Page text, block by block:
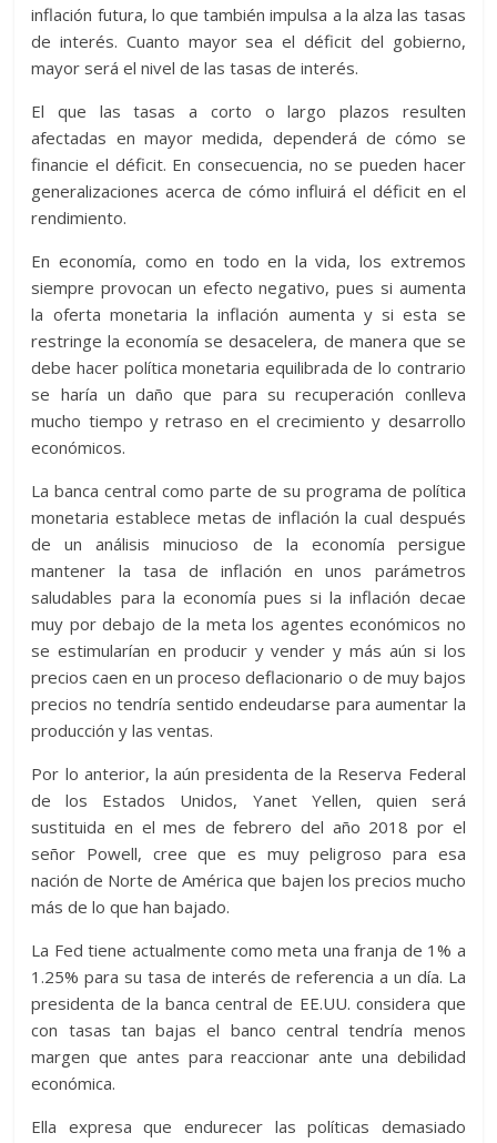
inflación futura, lo que también impulsa a la alza las tasas
de interés. Cuanto mayor sea el déficit del gobierno,
mayor será el nivel de las tasas de interés.
El que las tasas a corto o largo plazos resulten
afectadas en mayor medida, dependerá de cómo se
financie el déficit. En consecuencia, no se pueden hacer
generalizaciones acerca de cómo influirá el déficit en el
rendimiento.
En economía, como en todo en la vida, los extremos
siempre provocan un efecto negativo, pues si aumenta
la oferta monetaria la inflación aumenta y si esta se
restringe la economía se desacelera, de manera que se
debe hacer política monetaria equilibrada de lo contrario
se haría un daño que para su recuperación conlleva
mucho tiempo y retraso en el crecimiento y desarrollo
económicos.
La banca central como parte de su programa de política
monetaria establece metas de inflación la cual después
de un análisis minucioso de la economía persigue
mantener la tasa de inflación en unos parámetros
saludables para la economía pues si la inflación decae
muy por debajo de la meta los agentes económicos no
se estimularían en producir y vender y más aún si los
precios caen en un proceso deflacionario o de muy bajos
precios no tendría sentido endeudarse para aumentar la
producción y las ventas.
Por lo anterior, la aún presidenta de la Reserva Federal
de los Estados Unidos, Yanet Yellen, quien será
sustituida en el mes de febrero del año 2018 por el
señor Powell, cree que es muy peligroso para esa
nación de Norte de América que bajen los precios mucho
más de lo que han bajado.
La Fed tiene actualmente como meta una franja de 1% a
1.25% para su tasa de interés de referencia a un día. La
presidenta de la banca central de EE.UU. considera que
con tasas tan bajas el banco central tendría menos
margen que antes para reaccionar ante una debilidad
económica.
Ella expresa que endurecer las políticas demasiado